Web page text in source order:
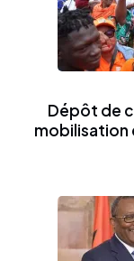
Dépôt de
mobilisation